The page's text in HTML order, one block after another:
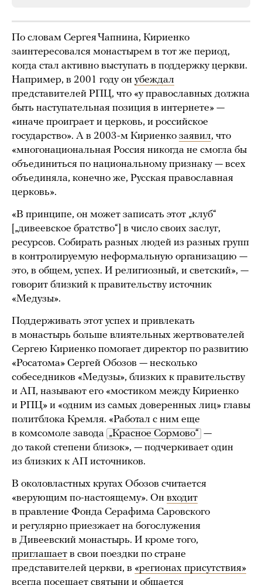
По словам Сергея Чапнина, Кириенко
заинтересовался монастырем в тот же период,
когда стал активно выступать в поддержку церкви.
Например, в 2001 году он убеждал
представителей РПЦ, что «у православных должна
быть наступательная позиция в интернете» —
«иначе проиграет и церковь, и российское
государство». А в 2003-м Кириенко заявил, что
«многонациональная Россия никогда не смогла бы
объединиться по национальному признаку — всех
объединяла, конечно же, Русская православная
церковь».
«В принципе, он может записать этот „клуб“
[„дивеевское братство“] в число своих заслуг,
ресурсов. Собирать разных людей из разных групп
в контролируемую неформальную организацию —
это, в общем, успех. И религиозный, и светский», —
говорит близкий к правительству источник
«Медузы».
Поддерживать этот успех и привлекать
в монастырь больше влиятельных жертвователей
Сергею Кириенко помогает директор по развитию
«Росатома» Сергей Обозов — несколько
собеседников «Медузы», близких к правительству
и АП, называют его «мостиком между Кириенко
и РПЦ» и «одним из самых доверенных лиц» главы
политблока Кремля. «Работал с ним еще
в комсомоле завода „Красное Сормово“ —
до такой степени близок», — подчеркивает один
из близких к АП источников.
В околовластных кругах Обозов считается
«верующим по-настоящему». Он входит
в правление Фонда Серафима Саровского
и регулярно приезжает на богослужения
в Дивеевский монастырь. И кроме того,
приглашает в свои поездки по стране
представителей церкви, в «регионах присутствия»
всегда посещает святыни и общается